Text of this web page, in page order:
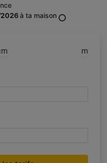
à ta maison
m